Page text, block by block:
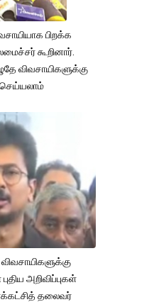
பிறக்க
கூறினார்.
விவசாயிகளுக்கு
அறிவிப்புகள்
தலைவர்